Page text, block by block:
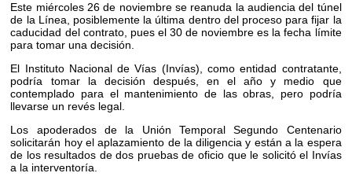
Este miércoles 26 de noviembre se reanuda la audiencia del túnel
de la Línea, posiblemente la última dentro del proceso para fijar la
caducidad del contrato, pues el 30 de noviembre es la fecha límite
para tomar una decisión.
El Instituto Nacional de Vías (Invías), como entidad contratante,
podría tomar la decisión después, en el año y medio que
contemplado para el mantenimiento de las obras, pero podría
llevarse un revés legal.
Los apoderados de la Unión Temporal Segundo Centenario
solicitarán hoy el aplazamiento de la diligencia y están a la espera
de los resultados de dos pruebas de oficio que le solicitó el Invías
a la interventoría.